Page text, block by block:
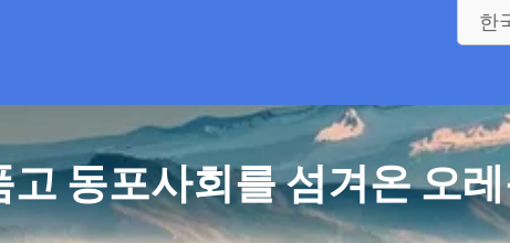
동포사회를 섬겨온 오